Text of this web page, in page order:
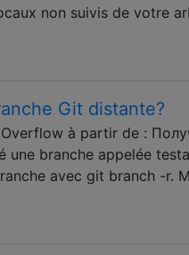
non suivis de votre
Git distante?
à partir de :
une branche appelée
avec git branch -r.